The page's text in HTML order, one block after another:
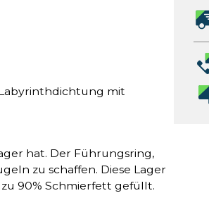
mit
hat. Der Führungsring,
zu schaffen. Diese Lager
90% Schmierfett gefüllt.